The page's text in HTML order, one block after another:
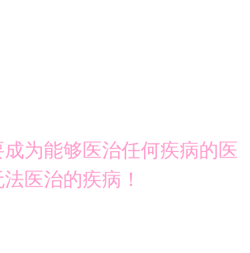
为能够医治任何疾病的医
医治的疾病！